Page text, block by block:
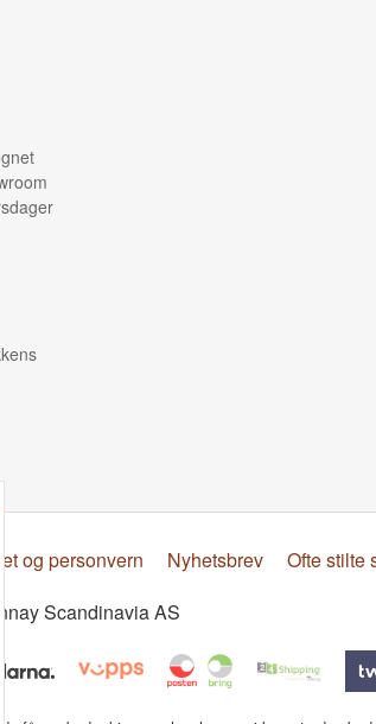
og personvern Nyhetsbrev
Ofte stilte
Scandinavia AS